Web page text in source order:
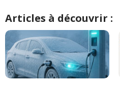
Articles à découvrir :